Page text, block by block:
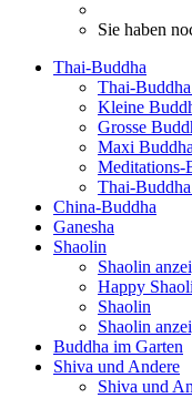
Sie haben
Thai-Buddha
Thai-
Kleine
Grosse
Maxi
Meditations-
Thai-
China-Buddha
Ganesha
Shaolin
Shaolin
Happy
Shaolin
Shaolin
Buddha im Garten
Shiva und Andere
Shiva und